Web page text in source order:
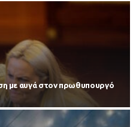
με αυγά στον πρωθυπουργό